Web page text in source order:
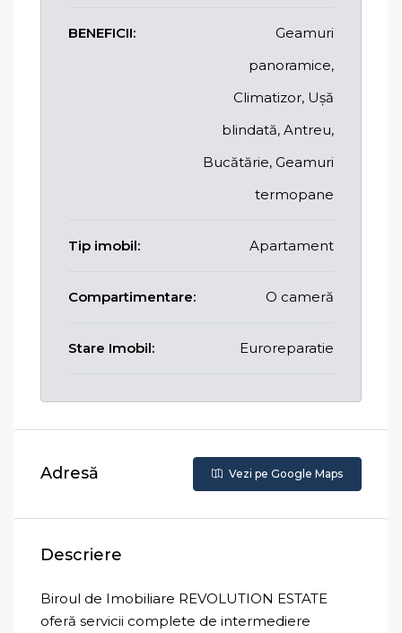
BENEFICII:
Geamuri
panoramice,
Climatizor, Ușă
blindată, Antreu,
Bucătărie, Geamuri
termopane
Tip imobil: Apartament
Compartimentare: O cameră
Stare Imobil: Euroreparatie
Adresă Vezi pe Google Maps
Descriere
Biroul de Imobiliare REVOLUTION ESTATE
oferă servicii complete de intermediere